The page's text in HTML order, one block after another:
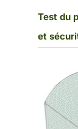
Test du
et